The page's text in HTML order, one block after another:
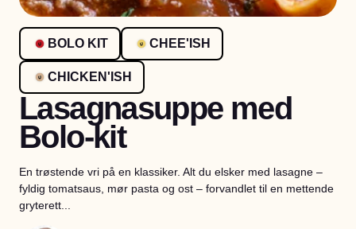
BOLO KIT CHEE'ISH
CHICKEN'ISH
Lasagnasuppe med
Bolo-kit
En trøstende vri på en klassiker. Alt du elsker med lasagne –
fyldig tomatsaus, mør pasta og ost – forvandlet til en mettende
gryterett...